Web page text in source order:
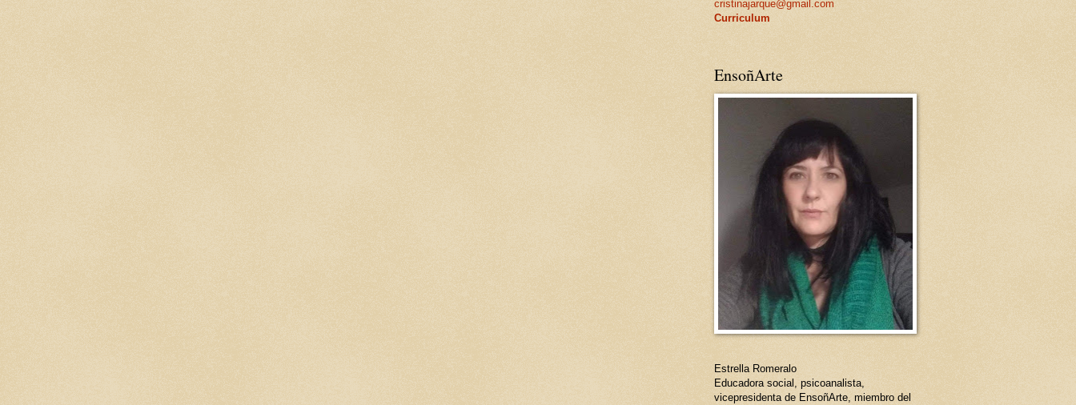
cristinajarque@gmail.com
Curriculum
EnsoñArte
Estrella Romeralo
Educadora social, psicoanalista,
vicepresidenta de EnsoñArte, miembro del